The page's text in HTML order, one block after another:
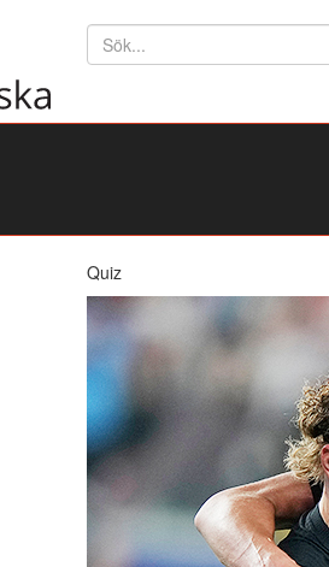
Söktext
Quiz